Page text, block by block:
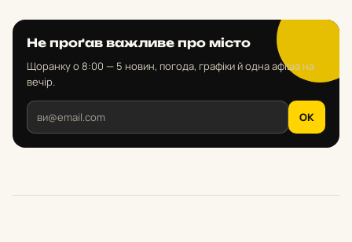
Не проґав важливе про місто
Щоранку о 8:00 — 5 новин, погода, графіки й одна афіша на
вечір.
OK